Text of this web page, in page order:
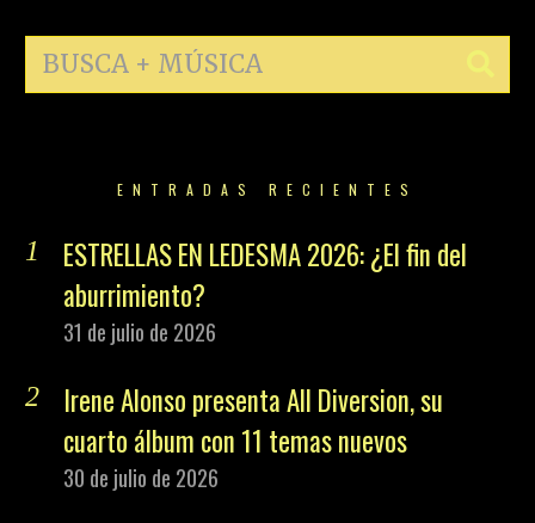
ENTRADAS RECIENTES
ESTRELLAS EN LEDESMA 2026: ¿El fin del
aburrimiento?
31 de julio de 2026
Irene Alonso presenta All Diversion, su
cuarto álbum con 11 temas nuevos
30 de julio de 2026